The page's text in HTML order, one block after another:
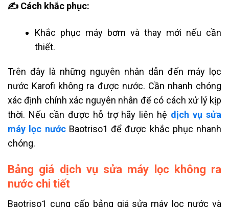
✍ Cách khắc phục:
Khắc phục máy bơm và thay mới nếu cần
thiết.
Trên đây là những nguyên nhân dẫn đến máy lọc
nước Karofi không ra được nước. Cần nhanh chóng
xác định chính xác nguyên nhân để có cách xử lý kịp
thời. Nếu cần được hỗ trợ hãy liên hệ dịch vụ sửa
máy lọc nướcBaotriso1 để được khắc phục nhanh
chóng.
Bảng giá dịch vụ sửa máy lọc không ra
nước chi tiết
Baotriso1 cung cấp bảng giá sửa máy lọc nước và